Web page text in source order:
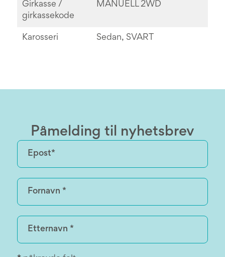
Girkasse /
girkassekode
MANUELL 2WD
Karosseri Sedan, SVART
Påmelding til nyhetsbrev